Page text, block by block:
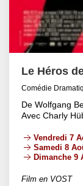
Le Héros
Comédie
De Wolfgang
Avec Charly
Vendredi 7
Samedi 8
Dimanche 9
Film en VOST